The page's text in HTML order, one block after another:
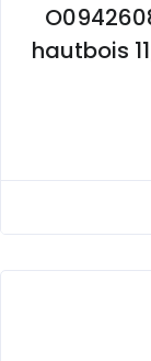
hautbois